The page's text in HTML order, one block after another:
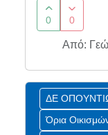
0 0
Από:
ΔΕ
Όρια